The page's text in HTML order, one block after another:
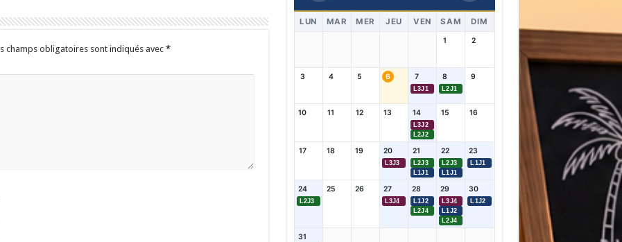
champs obligatoires sont indiqués avec*
LUN MAR MER JEU VEN SAM DIM
1 2
3 4 5 6 7
L3J1
8
L2J1
9
10 11 12 13 14
L3J2
L2J2
15 16
17 18 19 20
L3J3
21
L2J3
L1J1
22
L2J3
L1J1
23
L1J1
24
L2J3
25 26 27
L3J4
28
L1J2
L2J4
29
L3J4
L1J2
L2J4
30
L1J2
31